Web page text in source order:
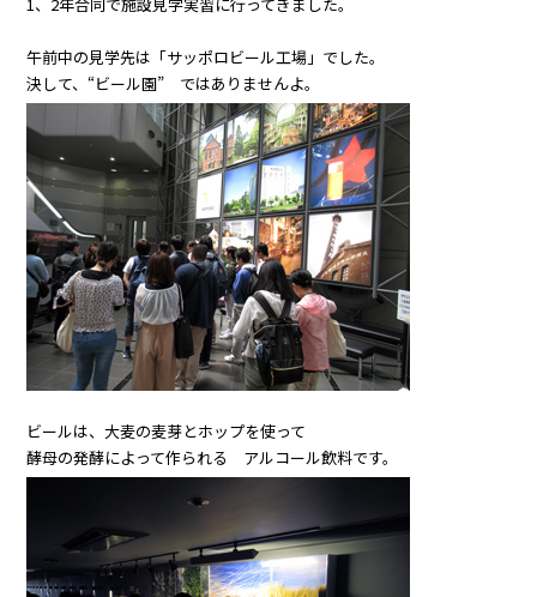
午前中の見学先は「サッポロビール工場」でした。
決して、“ビール園” ではありませんよ。
ビールは、大麦の麦芽とホップを使って
酵母の発酵によって作られる アルコール飲料です。